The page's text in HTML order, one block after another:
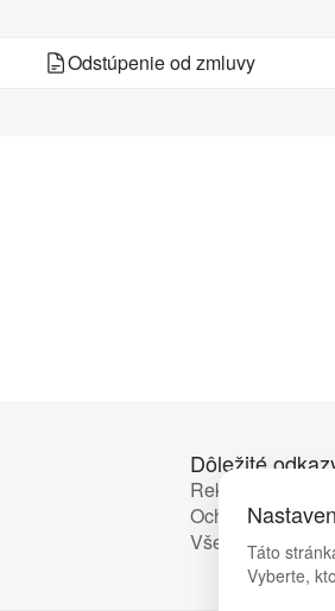
Odstúpenie od zmluvy
Dôležité
Reklamácie
Ochrana
Všeobecné
Táto
Vyberte,